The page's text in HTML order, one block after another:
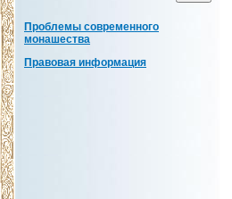
Проблемы современного
монашества
Правовая информация